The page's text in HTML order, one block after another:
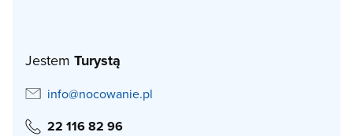
Jestem Turystą
info@nocowanie.pl
22 116 82 96